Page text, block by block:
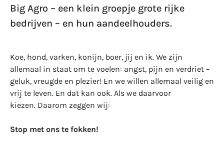
Big Agro – een klein groepje grote rijke
bedrijven – en hun aandeelhouders.
Koe, hond, varken, konijn, boer, jij en ik. We zijn
allemaal in staat om te voelen: angst, pijn en verdriet –
geluk, vreugde en plezier! En we willen allemaal veilig en
vrij te leven. En dat kan ook. Als we daarvoor
kiezen. Daarom zeggen wij:
Stop met ons te fokken!